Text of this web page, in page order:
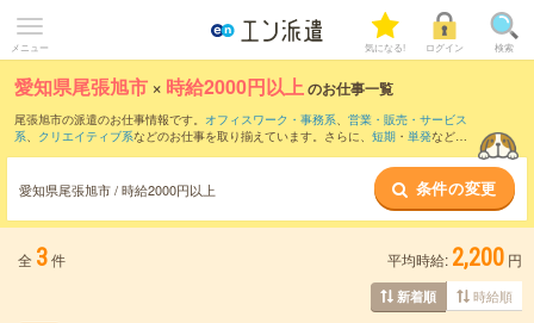
メニュー 気になる! ログイン 検索
愛知県尾張旭市 × 時給2000円以上のお仕事一覧
尾張旭市の派遣のお仕事情報です。 オフィスワーク・事務系、 営業・販売・サービス
系、 クリエイティブ系などのお仕事を取り揃えています。さらに、 短期 ・ 単発などの
愛知県尾張旭市 / 時給2000円以上 条件の変更
全 3件 平均時給: 2,200 円
新着順 時給順